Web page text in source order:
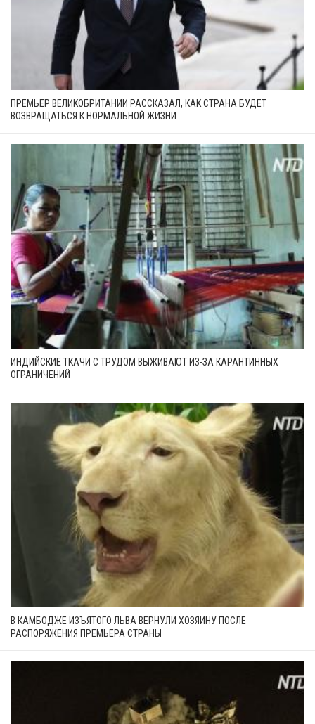
ПРЕМЬЕР ВЕЛИКОБРИТАНИИ РАССКАЗАЛ, КАК СТРАНА БУДЕТ
ВОЗВРАЩАТЬСЯ К НОРМАЛЬНОЙ ЖИЗНИ
ИНДИЙСКИЕ ТКАЧИ С ТРУДОМ ВЫЖИВАЮТ ИЗ-ЗА КАРАНТИННЫХ
ОГРАНИЧЕНИЙ
В КАМБОДЖЕ ИЗЪЯТОГО ЛЬВА ВЕРНУЛИ ХОЗЯИНУ ПОСЛЕ
РАСПОРЯЖЕНИЯ ПРЕМЬЕРА СТРАНЫ